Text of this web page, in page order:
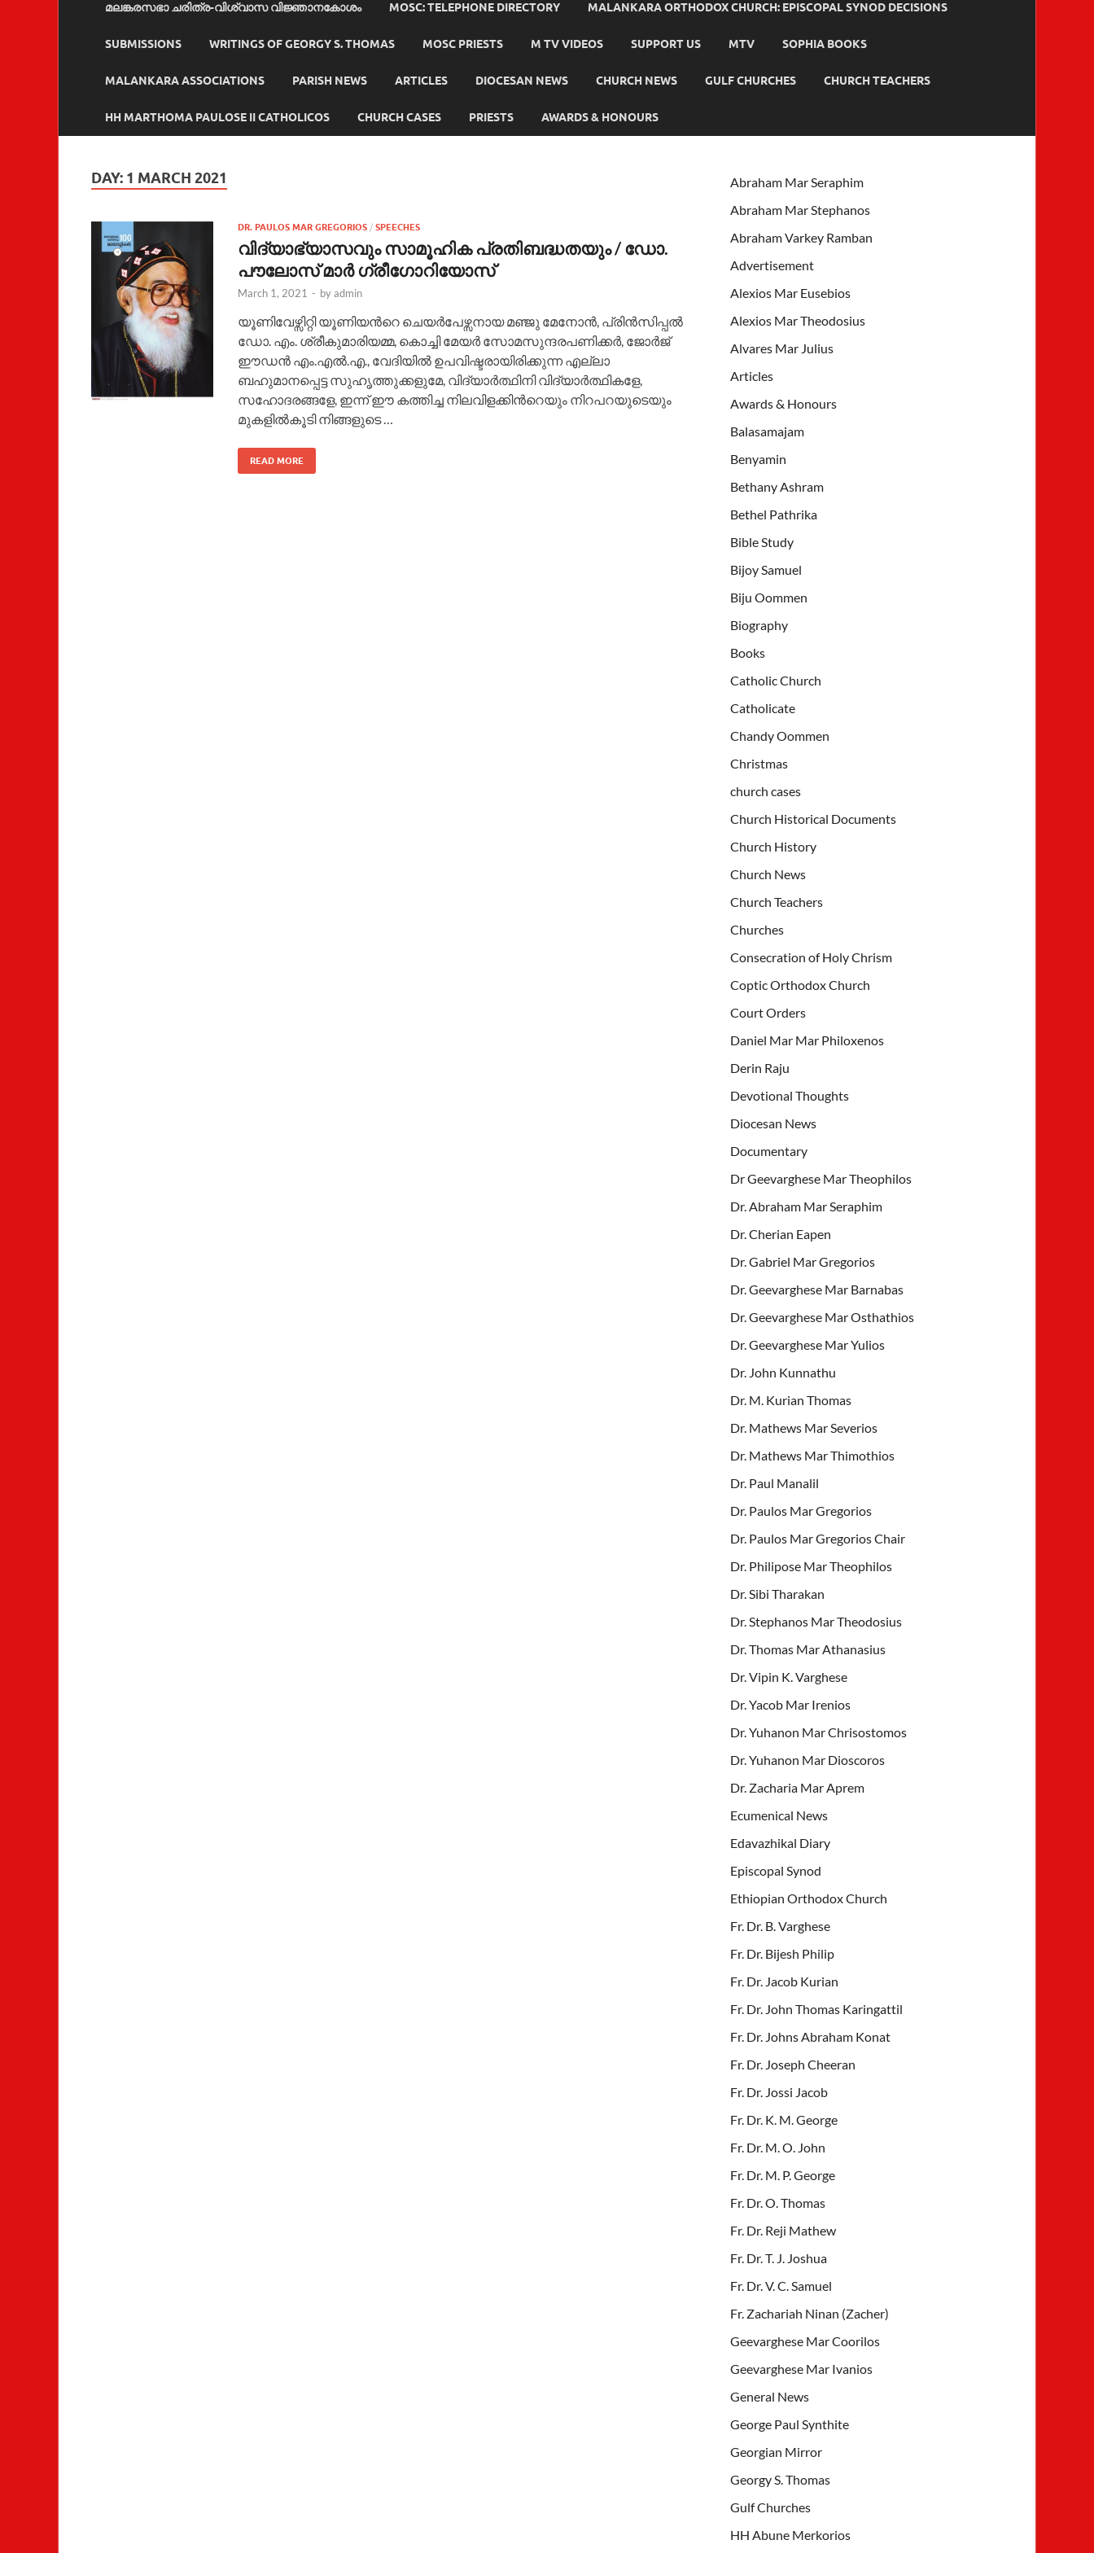
മലങ്കരസഭാ ചരിത്ര-വിശ്വാസ വിജ്ഞാനകോശം MOSC: TELEPHONE DIRECTORY MALANKARA ORTHODOX CHURCH: EPISCOPAL SYNOD DECISIONS
SUBMISSIONS WRITINGS OF GEORGY S. THOMAS MOSC PRIESTS M TV VIDEOS SUPPORT US MTV SOPHIA BOOKS
MALANKARA ASSOCIATIONS PARISH NEWS ARTICLES DIOCESAN NEWS CHURCH NEWS GULF CHURCHES CHURCH TEACHERS
HH MARTHOMA PAULOSE II CATHOLICOS CHURCH CASES PRIESTS AWARDS & HONOURS
DAY: 1 MARCH 2021
DR. PAULOS MAR GREGORIOS / SPEECHES
വിദ്യാഭ്യാസവും സാമൂഹിക പ്രതിബദ്ധതയും / ഡോ.
പൗലോസ് മാര്‍ ഗ്രീഗോറിയോസ്
March 1, 2021 - byadmin
യൂണിവേഴ്സിറ്റി യൂണിയന്‍റെ ചെയര്‍പേഴ്സനായ മഞ്ജു മേനോന്‍, പ്രിന്‍സിപ്പല്‍
ഡോ. എം. ശ്രീകുമാരിയമ്മ, കൊച്ചി മേയര്‍ സോമസുന്ദരപണിക്കര്‍, ജോര്‍ജ്
ഈഡന്‍ എം.എല്‍.എ., വേദിയില്‍ ഉപവിഷ്ടരായിരിക്കുന്ന എല്ലാ
ബഹുമാനപ്പെട്ട സുഹൃത്തുക്കളുമേ, വിദ്യാര്‍ത്ഥിനി വിദ്യാര്‍ത്ഥികളേ,
സഹോദരങ്ങളേ, ഇന്ന് ഈ കത്തിച്ച നിലവിളക്കിന്‍റെയും നിറപറയുടെയും
മുകളില്‍കൂടി നിങ്ങളുടെ …
READ MORE
Abraham Mar Seraphim
Abraham Mar Stephanos
Abraham Varkey Ramban
Advertisement
Alexios Mar Eusebios
Alexios Mar Theodosius
Alvares Mar Julius
Articles
Awards & Honours
Balasamajam
Benyamin
Bethany Ashram
Bethel Pathrika
Bible Study
Bijoy Samuel
Biju Oommen
Biography
Books
Catholic Church
Catholicate
Chandy Oommen
Christmas
church cases
Church Historical Documents
Church History
Church News
Church Teachers
Churches
Consecration of Holy Chrism
Coptic Orthodox Church
Court Orders
Daniel Mar Mar Philoxenos
Derin Raju
Devotional Thoughts
Diocesan News
Documentary
Dr Geevarghese Mar Theophilos
Dr. Abraham Mar Seraphim
Dr. Cherian Eapen
Dr. Gabriel Mar Gregorios
Dr. Geevarghese Mar Barnabas
Dr. Geevarghese Mar Osthathios
Dr. Geevarghese Mar Yulios
Dr. John Kunnathu
Dr. M. Kurian Thomas
Dr. Mathews Mar Severios
Dr. Mathews Mar Thimothios
Dr. Paul Manalil
Dr. Paulos Mar Gregorios
Dr. Paulos Mar Gregorios Chair
Dr. Philipose Mar Theophilos
Dr. Sibi Tharakan
Dr. Stephanos Mar Theodosius
Dr. Thomas Mar Athanasius
Dr. Vipin K. Varghese
Dr. Yacob Mar Irenios
Dr. Yuhanon Mar Chrisostomos
Dr. Yuhanon Mar Dioscoros
Dr. Zacharia Mar Aprem
Ecumenical News
Edavazhikal Diary
Episcopal Synod
Ethiopian Orthodox Church
Fr. Dr. B. Varghese
Fr. Dr. Bijesh Philip
Fr. Dr. Jacob Kurian
Fr. Dr. John Thomas Karingattil
Fr. Dr. Johns Abraham Konat
Fr. Dr. Joseph Cheeran
Fr. Dr. Jossi Jacob
Fr. Dr. K. M. George
Fr. Dr. M. O. John
Fr. Dr. M. P. George
Fr. Dr. O. Thomas
Fr. Dr. Reji Mathew
Fr. Dr. T. J. Joshua
Fr. Dr. V. C. Samuel
Fr. Zachariah Ninan (Zacher)
Geevarghese Mar Coorilos
Geevarghese Mar Ivanios
General News
George Paul Synthite
Georgian Mirror
Georgy S. Thomas
Gulf Churches
HH Abune Merkorios